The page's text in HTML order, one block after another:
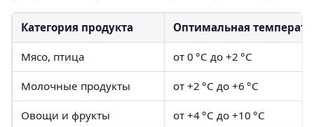
Категория продукта Оптимальная
Мясо, птица от 0 °C до +2 °C
Молочные продукты от +2 °C до +6 °C
Овощи и фрукты от +4 °C до +10 °C